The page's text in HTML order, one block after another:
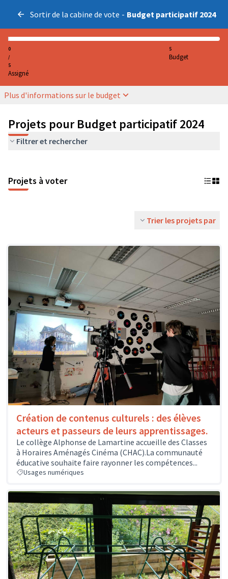
Sortir de la cabine de vote - Budget participatif 2024
0
/
5
Assigné
5
Budget
Plus d'informations sur le budget
Projets pour Budget participatif 2024
Filtrer et rechercher
Projets à voter
Trier les projets par
Création de contenus culturels : des élèves
acteurs et passeurs de leurs apprentissages.
Le collège Alphonse de Lamartine accueille des Classes
à Horaires Aménagés Cinéma (CHAC).La communauté
éducative souhaite faire rayonner les compétences...
Usages numériques